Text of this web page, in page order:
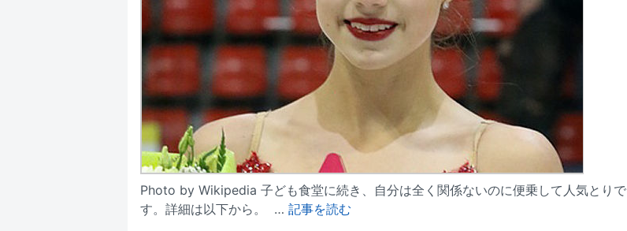
Photo by Wikipedia 子ども食堂に続き、自分は全く関係ないのに便乗して人気とりで
す。詳細は以下から。 … 記事を読む